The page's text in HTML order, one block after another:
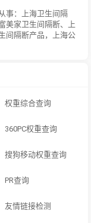
事：上海卫生间隔
美家卫生间隔断、上
间隔断产品，上海公
权重综合查询
360PC权重查询
搜狗移动权重查询
PR查询
友情链接检测